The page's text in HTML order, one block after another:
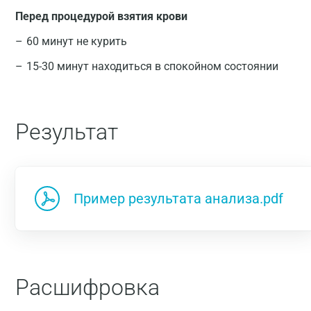
Перед процедурой взятия крови
60 минут не курить
15-30 минут находиться в спокойном состоянии
Результат
Пример результата анализа.pdf
Расшифровка